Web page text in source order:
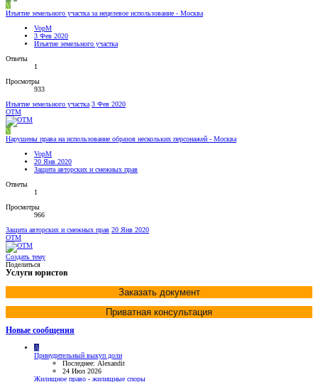
V
Изъятие земельного участка за нецелевое использование - Москва
VopM
3 Фев 2020
Изъятие земельного участка
Ответы
1
Просмотры
933
Изъятие земельного участка 3 Фев 2020
OTM
V
Нарушены права на использование образов нескольких персонажей - Москва
VopM
20 Янв 2020
Защита авторских и смежных прав
Ответы
1
Просмотры
966
Защита авторских и смежных прав 20 Янв 2020
OTM
Создать тему
Поделиться
Услуги юристов
Заказать документ
Приватная консультация
Новые сообщения
A
Принудительный выкуп доли
Последнее: Alexandit
24 Июл 2026
Жилищное право - жилищные споры